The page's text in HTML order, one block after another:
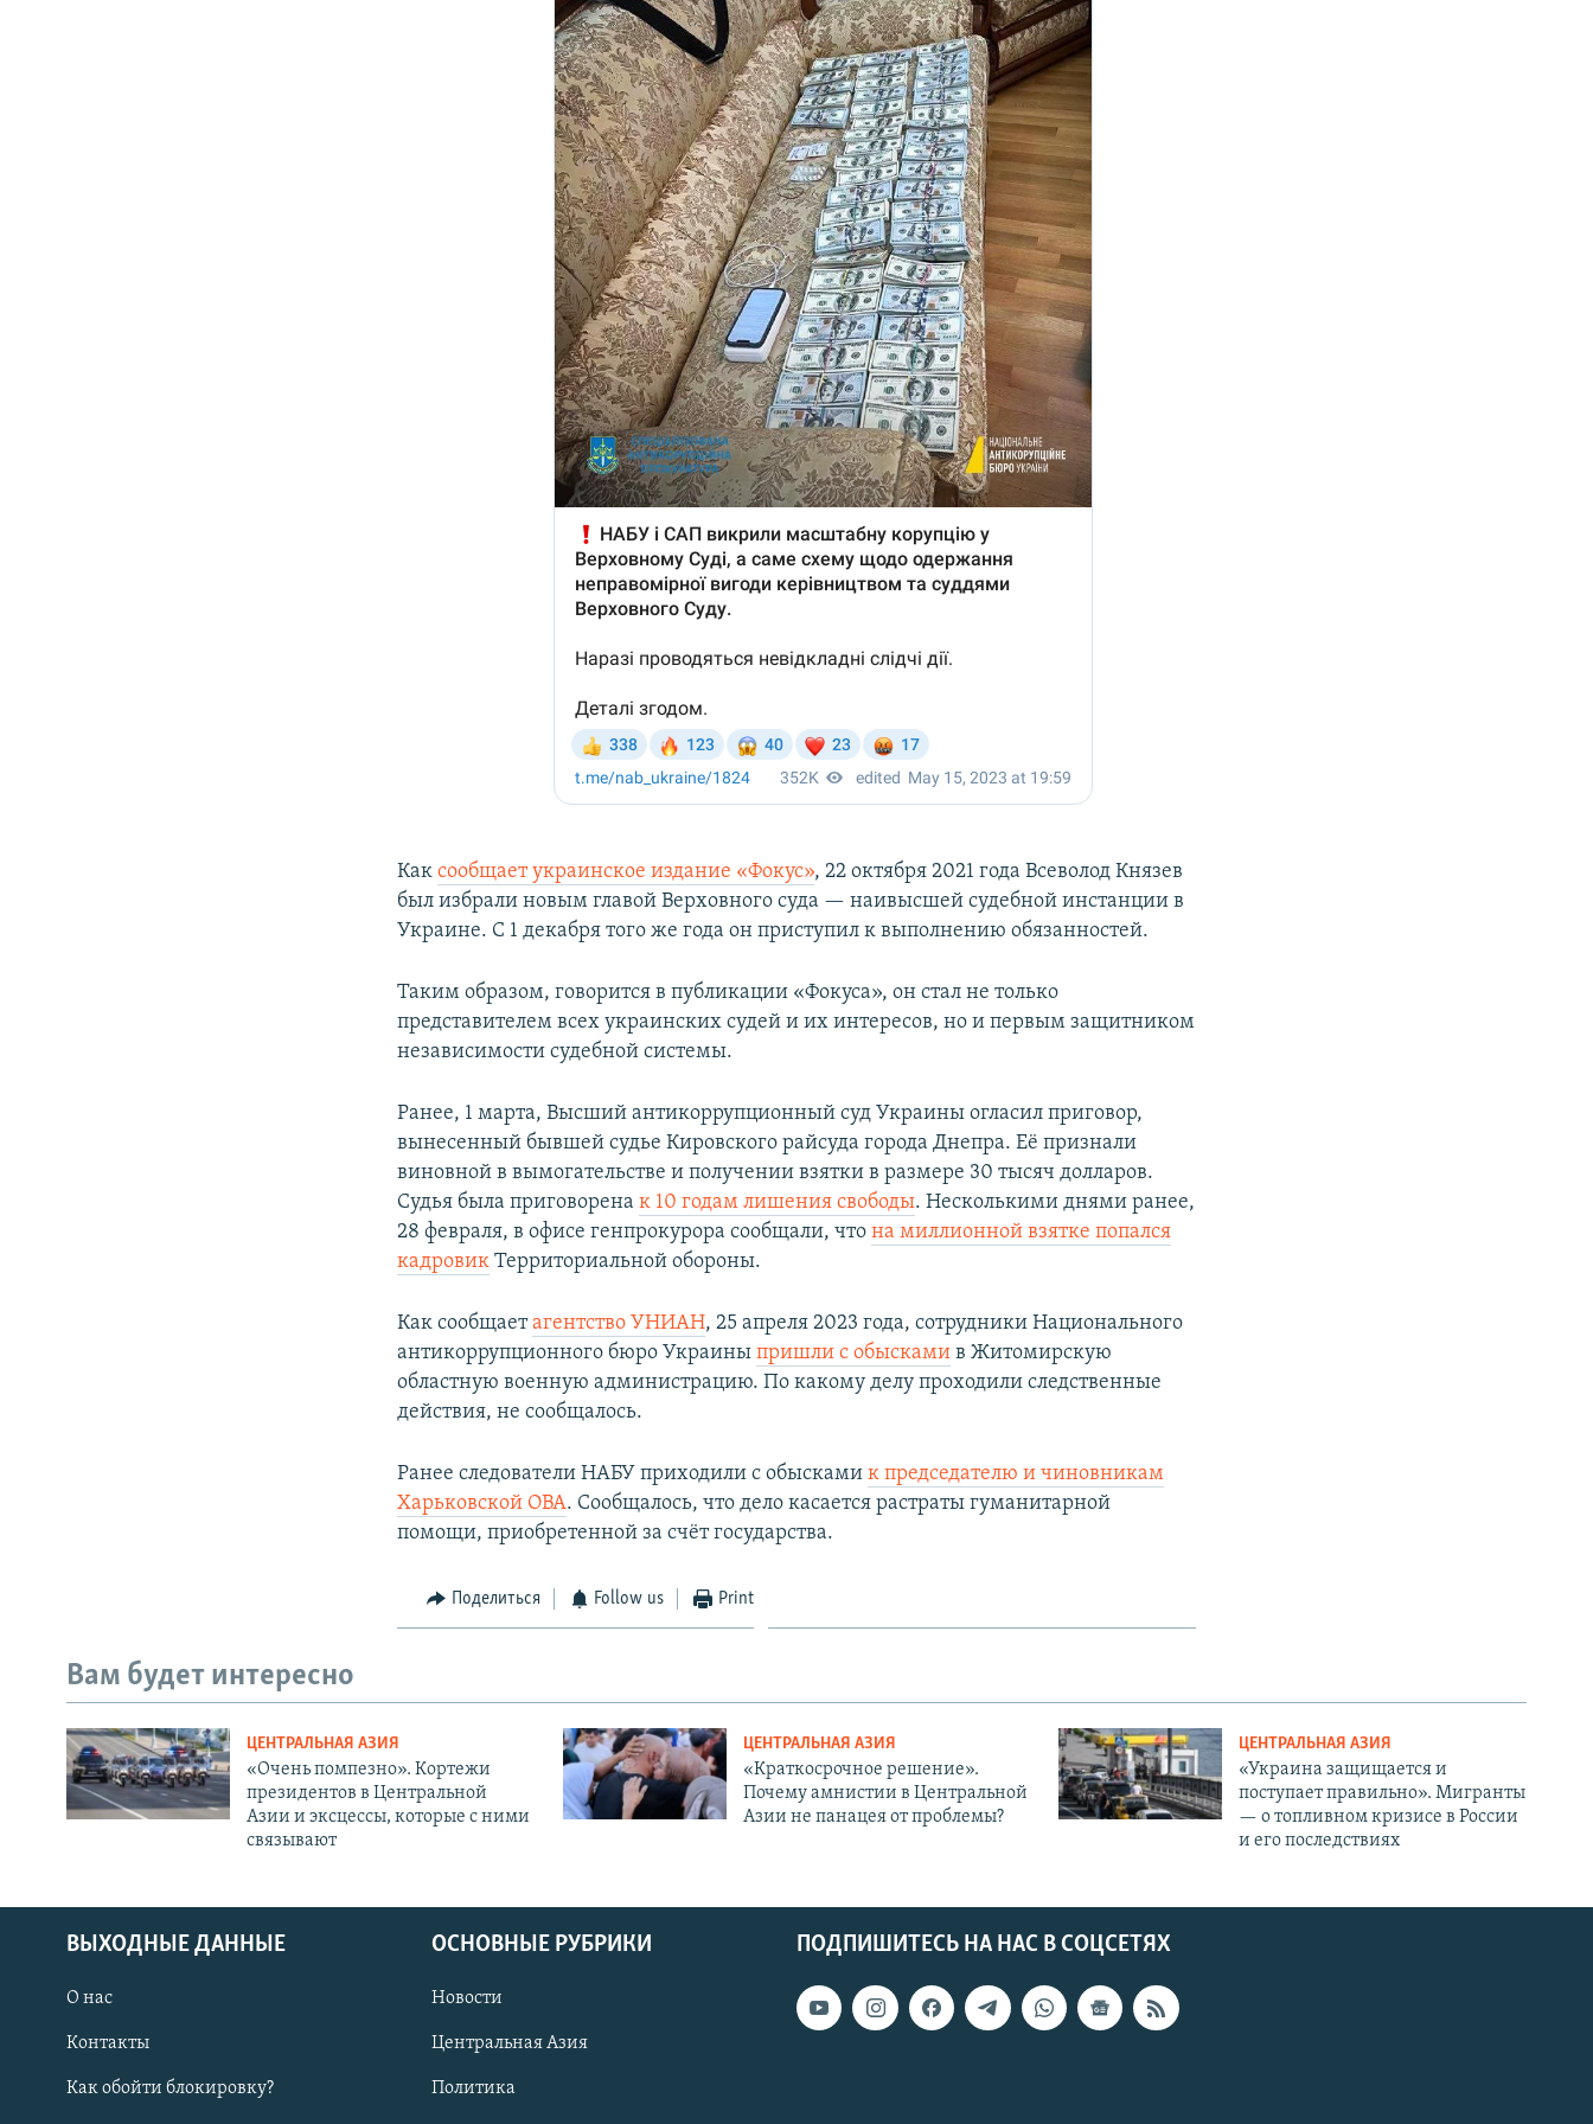
Каксообщает украинское издание «Фокус», 22 октября 2021 года Всеволод Князев
был избрали новым главой Верховного суда — наивысшей судебной инстанции в
Украине. С 1 декабря того же года он приступил к выполнению обязанностей.
Таким образом, говорится в публикации «Фокуса», он стал не только
представителем всех украинских судей и их интересов, но и первым защитником
независимости судебной системы.
Ранее, 1 марта, Высший антикоррупционный суд Украины огласил приговор,
вынесенный бывшей судье Кировского райсуда города Днепра. Её признали
виновной в вымогательстве и получении взятки в размере 30 тысяч долларов.
Судья была приговоренак 10 годам лишения свободы. Несколькими днями ранее,
28 февраля, в офисе генпрокурора сообщали, чтона миллионной взятке попался
кадровик Территориальной обороны.
Как сообщаетагентство УНИАН, 25 апреля 2023 года, сотрудники Национального
антикоррупционного бюро Украиныпришли с обысками в Житомирскую
областную военную администрацию. По какому делу проходили следственные
действия, не сообщалось.
Ранее следователи НАБУ приходили с обыскамик председателю и чиновникам
Харьковской ОВА. Сообщалось, что дело касается растраты гуманитарной
помощи, приобретенной за счёт государства.
Поделиться Follow us Print
Вам будет интересно
ЦЕНТРАЛЬНАЯ АЗИЯ
«Очень помпезно». Кортежи
президентов в Центральной
Азии и эксцессы, которые с ними
связывают
ЦЕНТРАЛЬНАЯ АЗИЯ
«Краткосрочное решение».
Почему амнистии в Центральной
Азии не панацея от проблемы?
ЦЕНТРАЛЬНАЯ АЗИЯ
«Украина защищается и
поступает правильно». Мигранты
— о топливном кризисе в России
и его последствиях
ПОДПИШИТЕСЬ НА НАС В СОЦСЕТЯХ
ВЫХОДНЫЕ ДАННЫЕ
О нас
Контакты
Как обойти блокировку?
ОСНОВНЫЕ РУБРИКИ
Новости
Центральная Азия
Политика